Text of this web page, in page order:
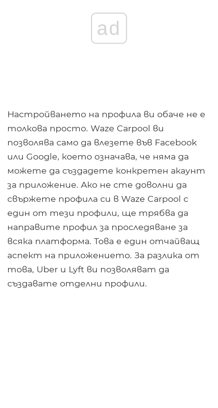
ad
Настройването на профила ви обаче не е
толкова просто. Waze Carpool ви
позволява само да влезете във Facebook
или Google, което означава, че няма да
можете да създадете конкретен акаунт
за приложение. Ако не сте доволни да
свържете профила си в Waze Carpool с
един от тези профили, ще трябва да
направите профил за проследяване за
всяка платформа. Това е един отчайващ
аспект на приложението. За разлика от
това, Uber и Lyft ви позволяват да
създавате отделни профили.